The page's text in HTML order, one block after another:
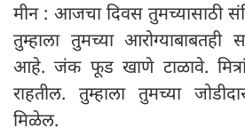
मीन : आजचा दिवस तुमच्यासाठी
तुम्हाला तुमच्या आरोग्याबाबतही
आहे. जंक फूड खाणे टाळावे.
राहतील. तुम्हाला तुमच्या
मिळेल.